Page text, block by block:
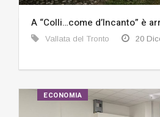
A “Colli…come d’Incanto” è
Vallata del Tronto 20
ECONOMIA